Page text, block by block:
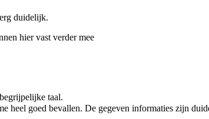
duidelijk.
hier vast verder mee
taal.
heel goed bevallen. De gegeven informaties zijn